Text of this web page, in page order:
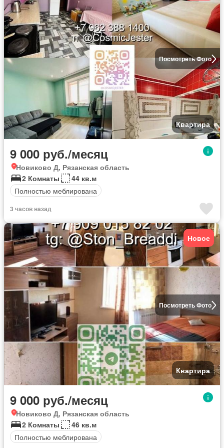
Посмотреть Фото
Квартира
9 000 руб./месяц
Новиково Д, Рязанская область
2 Комнаты
44 кв.м
Полностью меблирована
3 часов назад
Посмотреть Фото
Новое
Квартира
9 000 руб./месяц
Новиково Д, Рязанская область
2 Комнаты
46 кв.м
Полностью меблирована